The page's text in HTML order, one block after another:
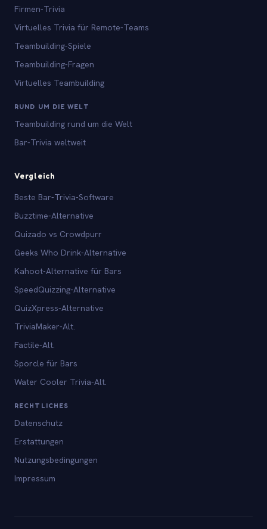
Firmen-Trivia
Virtuelles Trivia für Remote-Teams
Teambuilding-Spiele
Teambuilding-Fragen
Virtuelles Teambuilding
RUND UM DIE WELT
Teambuilding rund um die Welt
Bar-Trivia weltweit
Vergleich
Beste Bar-Trivia-Software
Buzztime-Alternative
Quizado vs Crowdpurr
Geeks Who Drink-Alternative
Kahoot-Alternative für Bars
SpeedQuizzing-Alternative
QuizXpress-Alternative
TriviaMaker-Alt.
Factile-Alt.
Sporcle für Bars
Water Cooler Trivia-Alt.
RECHTLICHES
Datenschutz
Erstattungen
Nutzungsbedingungen
Impressum